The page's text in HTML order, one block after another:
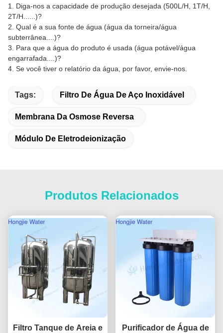
1. Diga-nos a capacidade de produção desejada (500L/H, 1T/H,
2T/H......)?
2. Qual é a sua fonte de água (água da torneira/água
subterrânea....)?
3. Para que a água do produto é usada (água potável/água
engarrafada....)?
4. Se você tiver o relatório da água, por favor, envie-nos.
Tags: Filtro De Água De Aço Inoxidável
Membrana Da Osmose Reversa
Módulo De Eletrodeionização
Produtos Relacionados
Filtro Tanque de Areia e
Purificador de Água de